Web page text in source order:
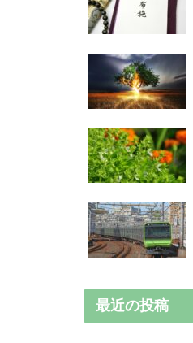
最近の投稿